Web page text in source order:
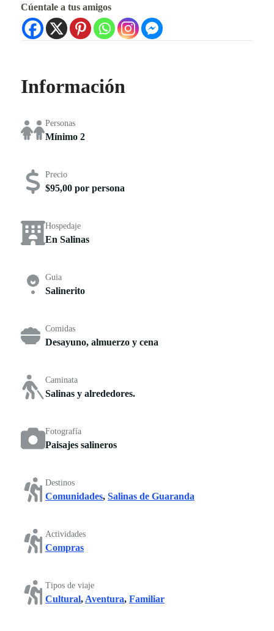
Cúentale a tus amigos
Información
Personas
Mínimo 2
Precio
$95,00 por persona
Hospedaje
En Salinas
Guia
Salinerito
Comidas
Desayuno, almuerzo y cena
Caminata
Salinas y alrededores.
Fotografía
Paisajes salineros
Destinos
Comunidades, Salinas de Guaranda
Actividades
Compras
Tipos de viaje
Cultural, Aventura, Familiar